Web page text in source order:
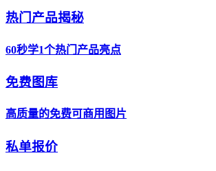
热门产品揭秘
60秒学1个热门产品亮点
免费图库
高质量的免费可商用图片
私单报价